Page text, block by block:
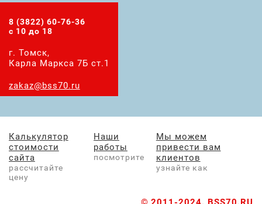
8 (3822) 60-76-36
с 10 до 18
г. Томск,
Карла Маркса 7Б ст.1
zakaz@bss70.ru
Калькулятор
стоимости
сайта
рассчитайте
цену
Наши
работы
посмотрите
Мы можем
привести вам
клиентов
узнайте как